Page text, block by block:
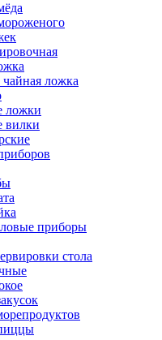
ложка
ложки
вилки
приборы
стола